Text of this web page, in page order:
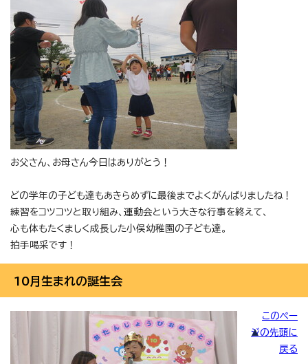
お父さん、お母さん今日はありがとう！
どの学年の子ども達もあきらめずに最後までよくがんばりましたね！
練習をコツコツと取り組み、運動会という大きな行事を終えて、
心も体もたくましく成長した小俣幼稚園の子ども達。
拍手喝采です！
10月生まれの誕生会
このペー
ジの先頭に
戻る